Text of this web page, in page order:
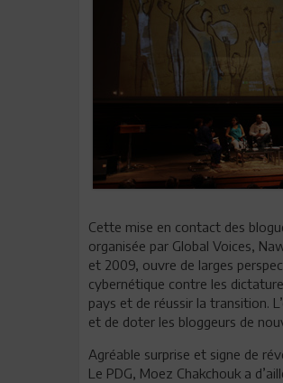
Cette mise en contact des
organisée par Global Voices,
et 2009, ouvre de larges
cybernétique contre les
pays et de réussir la transition.
et de doter les bloggeurs de
Agréable surprise et signe de
Le PDG, Moez Chakchouk a